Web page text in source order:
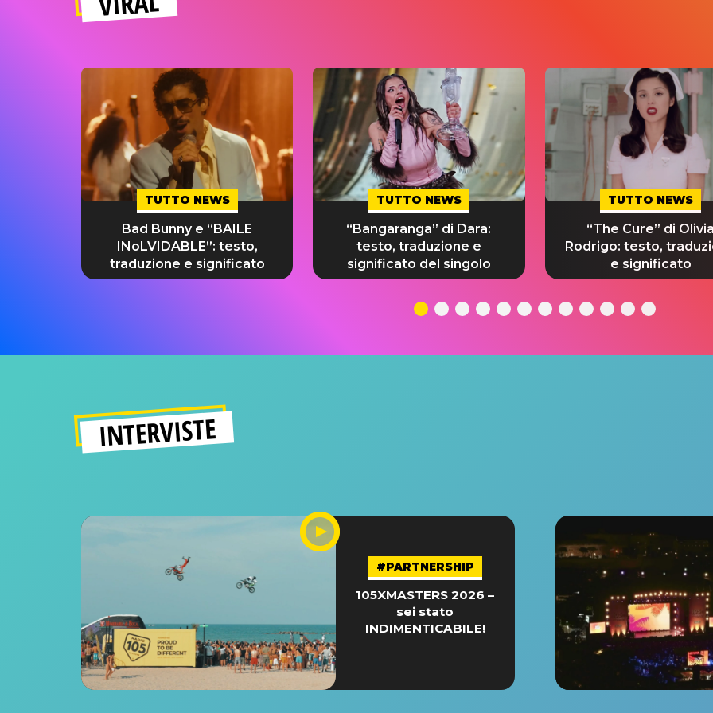
TUTTO NEWS
Bad Bunny e “BAILE
INoLVIDABLE”: testo,
traduzione e significato
TUTTO NEWS
“Bangaranga” di Dara:
testo, traduzione e
significato del singolo
TUTTO NEWS
“The Cure” di Olivia
Rodrigo: testo,
e significato
INTERVISTE
#PARTNERSHIP
105XMASTERS 2026 –
sei stato
INDIMENTICABILE!